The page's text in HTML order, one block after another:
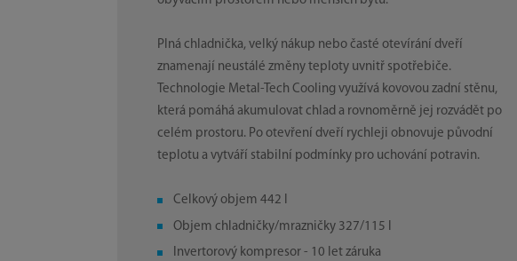
Plná chladnička, velký nákup nebo časté otevírání dveří
znamenají neustálé změny teploty uvnitř spotřebiče.
Technologie Metal-Tech Cooling využívá kovovou zadní stěnu,
která pomáhá akumulovat chlad a rovnoměrně jej rozvádět po
celém prostoru. Po otevření dveří rychleji obnovuje původní
teplotu a vytváří stabilní podmínky pro uchování potravin.
Celkový objem 442 l
Objem chladničky/mrazničky 327/115 l
Invertorový kompresor - 10 let záruka